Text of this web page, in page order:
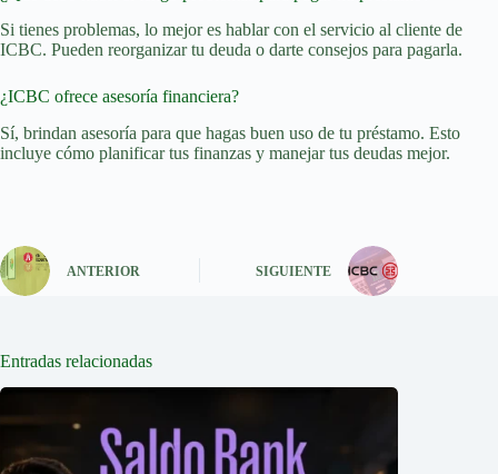
Si tienes problemas, lo mejor es hablar con el servicio al cliente de
ICBC. Pueden reorganizar tu deuda o darte consejos para pagarla.
¿ICBC ofrece asesoría financiera?
Sí, brindan asesoría para que hagas buen uso de tu préstamo. Esto
incluye cómo planificar tus finanzas y manejar tus deudas mejor.
ANTERIOR SIGUIENTE
Entradas relacionadas